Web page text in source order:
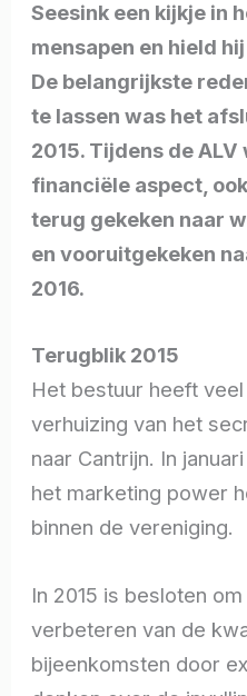
Seesink een kijkje in
mensapen en hield
De belangrijkste
te lassen was het
2015. Tijdens de
financiële aspect,
terug gekeken naar
en vooruitgekeken
2016.
Terugblik 2015
Het bestuur heeft
verhuizing van het
naar Cantrijn. In
het marketing power
binnen de vereniging.
In 2015 is besloten
verbeteren van de
bijeenkomsten door